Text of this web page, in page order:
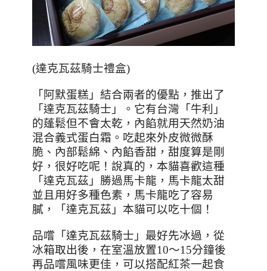
(達克瓦茲騎士禮盒)
「阿默蛋糕」結合兩者的優點，推出了
「達克瓦茲騎士」。它有台灣「牛利」
的蓬鬆但不會太乾，內餡就用天然奶油
混合義式蛋白霜。吃起來外皮微微酥
脆、內部鬆綿、內餡香甜，甜度算是剛
好，很好吃呢！說真的，本貓喜歡這種
「達克瓦茲」勝過馬卡龍，馬卡龍太甜
並且用好多種色素，馬卡龍吃了容易
膩，「達克瓦茲」本貓可以吃十個！
品嚐「達克瓦茲騎士」最好先冰過，從
冰箱取出後，在室溫放置10～15分鐘後
再品嚐風味更佳，可以搭配紅茶一起食